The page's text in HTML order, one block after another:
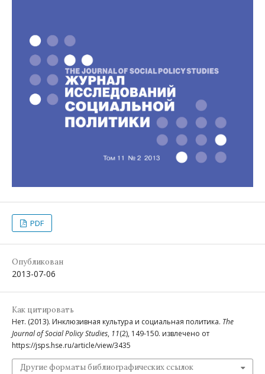
PDF
Опубликован
2013-07-06
Как цитировать
Нет. (2013). Инклюзивная культура и социальная политика. The
Journal of Social Policy Studies, 11(2), 149-150. извлечено от
https://jsps.hse.ru/article/view/3435
Другие форматы библиографических ссылок